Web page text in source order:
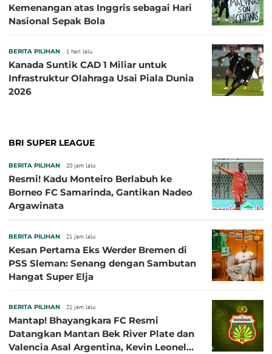
Kemenangan atas Inggris sebagai Hari
Nasional Sepak Bola
BERITA PILIHAN 1 hari lalu
Kanada Suntik CAD 1 Miliar untuk
Infrastruktur Olahraga Usai Piala Dunia
2026
BRI SUPER LEAGUE
BERITA PILIHAN 20 jam lalu
Resmi! Kadu Monteiro Berlabuh ke
Borneo FC Samarinda, Gantikan Nadeo
Argawinata
BERITA PILIHAN 21 jam lalu
Kesan Pertama Eks Werder Bremen di
PSS Sleman: Senang dengan Sambutan
Hangat Super Elja
BERITA PILIHAN 21 jam lalu
Mantap! Bhayangkara FC Resmi
Datangkan Mantan Bek River Plate dan
Valencia Asal Argentina, Kevin Leonel